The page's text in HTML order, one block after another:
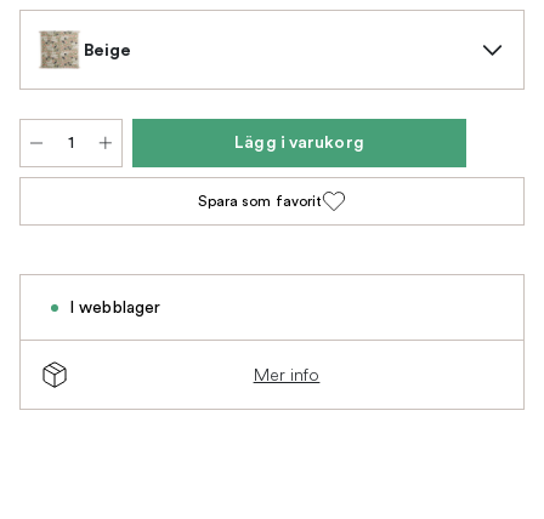
Beige
Lägg i varukorg
Spara som favorit
I webblager
Mer info